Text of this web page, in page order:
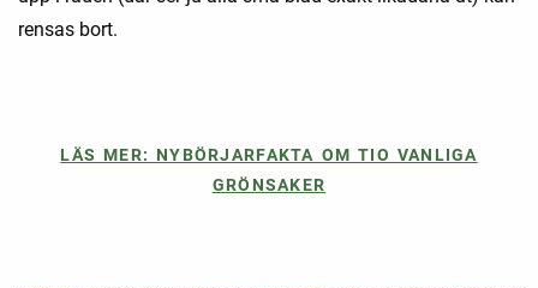
rensas bort.
LÄS MER: NYBÖRJARFAKTA OM TIO VANLIGA
GRÖNSAKER